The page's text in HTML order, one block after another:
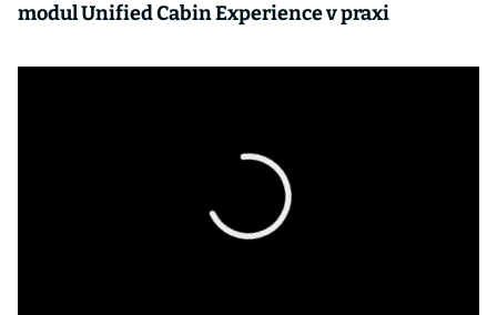
modul Unified Cabin Experience v praxi